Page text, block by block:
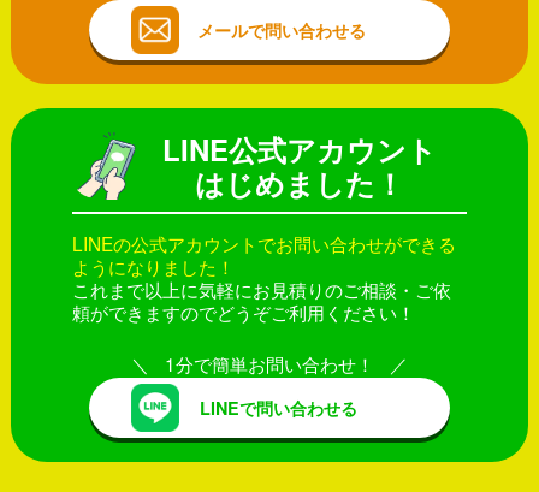
メールで問い合わせる
LINE公式アカウント
はじめました！
LINEの公式アカウントでお問い合わせができる
ようになりました！
これまで以上に気軽にお見積りのご相談・ご依
頼ができますのでどうぞご利用ください！
1分で簡単お問い合わせ！
LINEで問い合わせる